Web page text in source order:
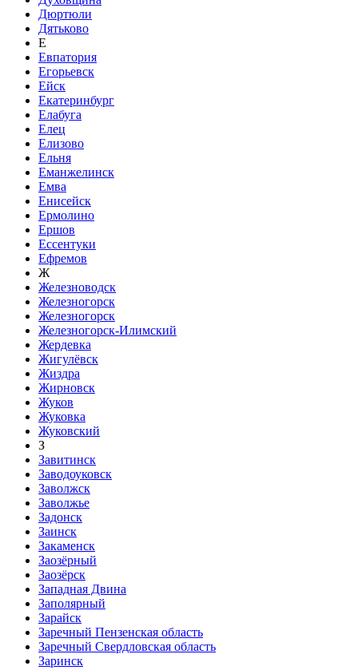
Дюртюли
Дятьково
Е
Евпатория
Егорьевск
Ейск
Екатеринбург
Елабуга
Елец
Елизово
Ельня
Еманжелинск
Емва
Енисейск
Ермолино
Ершов
Ессентуки
Ефремов
Ж
Железноводск
Железногорск
Железногорск
Железногорск-Илимский
Жердевка
Жигулёвск
Жиздра
Жирновск
Жуков
Жуковка
Жуковский
З
Завитинск
Заводоуковск
Заволжск
Заволжье
Задонск
Заинск
Закаменск
Заозёрный
Заозёрск
Западная Двина
Заполярный
Зарайск
Заречный Пензенская область
Заречный Свердловская область
Заринск